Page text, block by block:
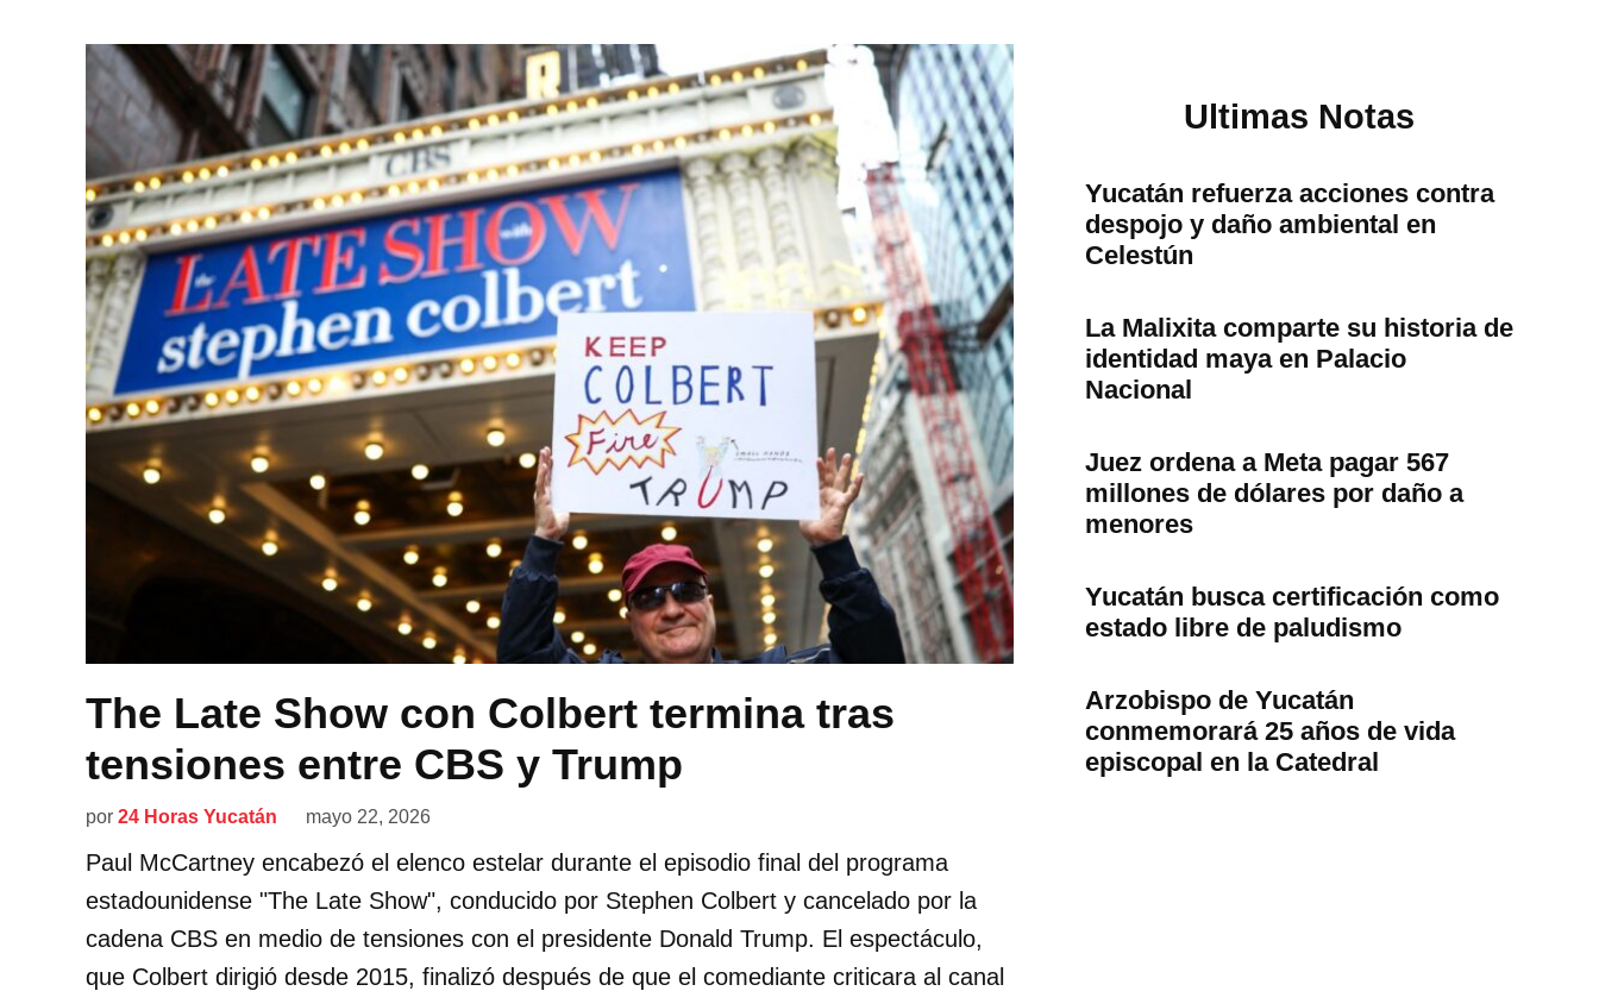
The Late Show con Colbert termina tras
tensiones entre CBS y Trump
por 24 Horas Yucatán mayo 22, 2026
Paul McCartney encabezó el elenco estelar durante el episodio final del programa
estadounidense "The Late Show", conducido por Stephen Colbert y cancelado por la
cadena CBS en medio de tensiones con el presidente Donald Trump. El espectáculo,
que Colbert dirigió desde 2015, finalizó después de que el comediante criticara al canal
Ultimas Notas
Yucatán refuerza acciones contra
despojo y daño ambiental en
Celestún
La Malixita comparte su historia de
identidad maya en Palacio
Nacional
Juez ordena a Meta pagar 567
millones de dólares por daño a
menores
Yucatán busca certificación como
estado libre de paludismo
Arzobispo de Yucatán
conmemorará 25 años de vida
episcopal en la Catedral